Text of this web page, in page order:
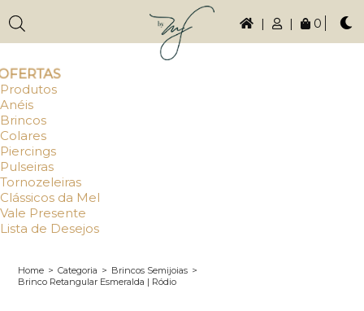
| | 0
Produtos
Anéis
Brincos
Colares
Piercings
Pulseiras
Tornozeleiras
Clássicos da Mel
Vale Presente
Lista de Desejos
Home > Categoria > Brincos Semijoias >
Brinco Retangular Esmeralda | Ródio